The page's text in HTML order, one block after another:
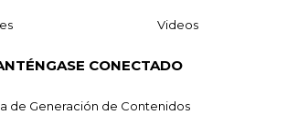
Videos
CONECTADO
de Generación de Contenidos